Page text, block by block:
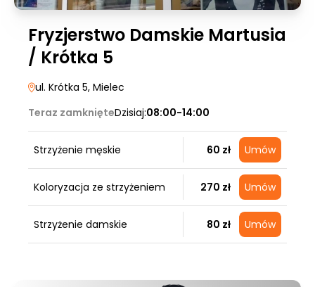
Fryzjerstwo Damskie Martusia
/ Krótka 5
ul. Krótka 5, Mielec
Teraz zamknięteDzisiaj:08:00-14:00
Strzyżenie męskie 60 zł Umów
Koloryzacja ze strzyżeniem 270 zł Umów
Strzyżenie damskie 80 zł Umów